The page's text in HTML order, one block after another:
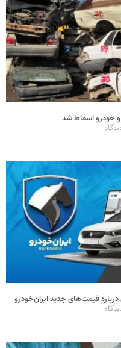
قیمت‌های جدید ایران‌خودرو